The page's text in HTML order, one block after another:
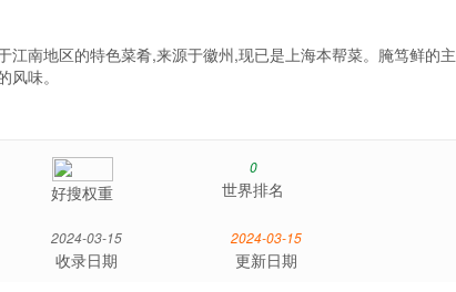
南地区的特色菜肴,来源于徽州,现已是上海本帮菜。腌笃鲜的主
味。
好搜权重
0
世界排名
2024-03-15
收录日期
2024-03-15
更新日期